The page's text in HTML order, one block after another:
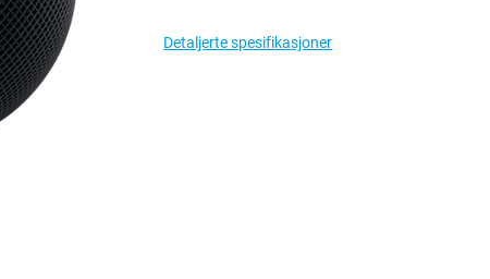
Detaljerte spesifikasjoner